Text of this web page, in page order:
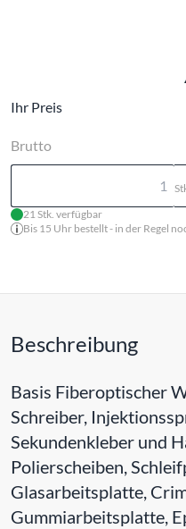
Ihr Preis
Brutto
21 Stk. verfügbar
Bis 15 Uhr bestellt - in der Regel
Beschreibung
Basis Fiberoptischer
Schreiber,
Sekundenkleber und
Polierscheiben,
Glasarbeitsplatte,
Gummiarbeitsplatte,